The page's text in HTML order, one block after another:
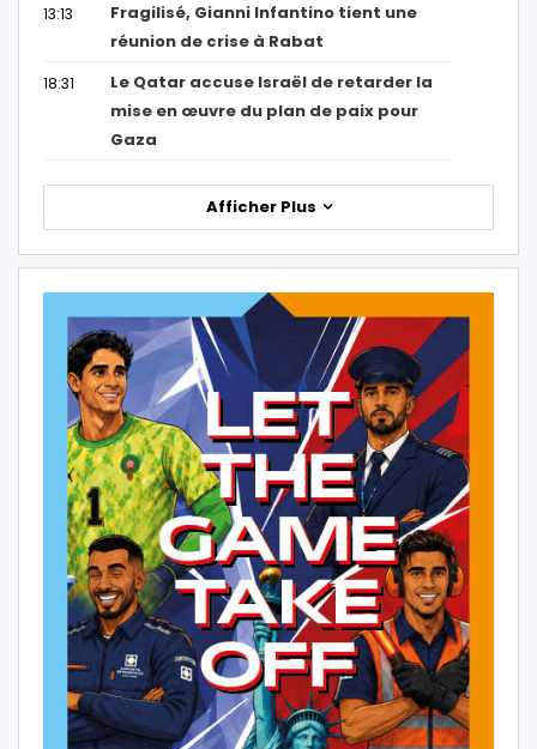
13:13
Fragilisé, Gianni Infantino tient une
réunion de crise à Rabat
18:31
Le Qatar accuse Israël de retarder la
mise en œuvre du plan de paix pour
Gaza
Afficher Plus